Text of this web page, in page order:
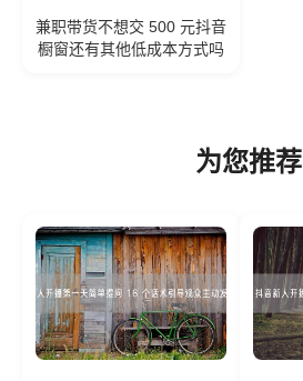
兼职带货不想交 500 元抖音
橱窗还有其他低成本方式吗
为您推荐